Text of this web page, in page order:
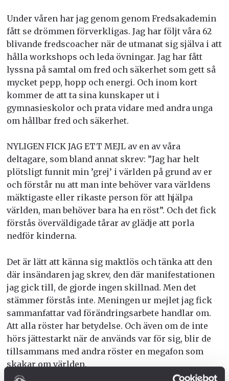
Under våren har jag genom genom Fredsakademin
fått se drömmen förverkligas. Jag har följt våra 62
blivande fredscoacher när de utmanat sig själva i att
hålla workshops och leda övningar. Jag har fått
lyssna på samtal om fred och säkerhet som gett så
mycket pepp, hopp och energi. Och inom kort
kommer de att ta sina kunskaper ut i
gymnasieskolor och prata vidare med andra unga
om hållbar fred och säkerhet.
NYLIGEN FICK JAG ETT MEJL av en av våra
deltagare, som bland annat skrev: ”Jag har helt
plötsligt funnit min ’grej’ i världen på grund av er
och förstår nu att man inte behöver vara världens
mäktigaste eller rikaste person för att hjälpa
världen, man behöver bara ha en röst”. Och det fick
förstås överväldigade tårar av glädje att porla
nedför kinderna.
Det är lätt att känna sig maktlös och tänka att den
där insändaren jag skrev, den där manifestationen
jag gick till, de gjorde ingen skillnad. Men det
stämmer förstås inte. Meningen ur mejlet jag fick
sammanfattar vad förändringsarbete handlar om.
Att alla röster har betydelse. Och även om de inte
hörs jättestarkt när de används var för sig, blir de
tillsammans med andra röster en megafon som
skakar om världen.